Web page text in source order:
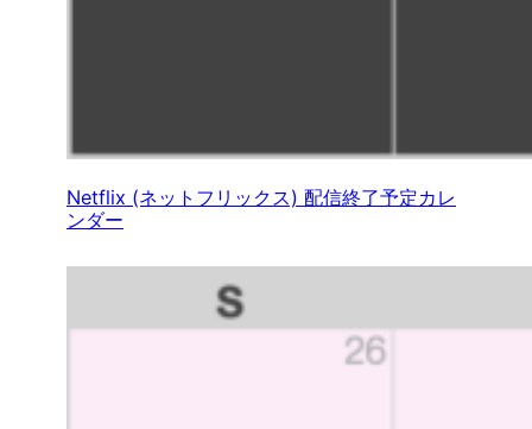
Netflix (ネットフリックス) 配信終了予定カレ
ンダー